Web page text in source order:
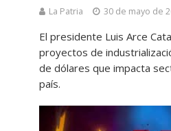
La Patria 30 de mayo de
El presidente Luis Arce
proyectos de
de dólares que impacta
país.